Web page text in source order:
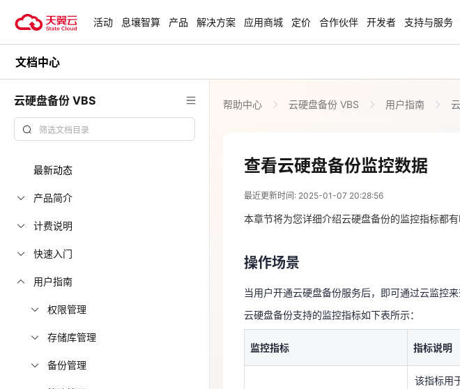
试用，产品折扣等，助您降本增
安全隔离版OpenClaw NEW
企业出海解决方案
助力您的业务扬帆出海，通达全球！
爆款云主机全场特惠，2核4G只要1.8折起！
免费活动
免费试用中心 HOT
活动 息壤智算 产品 解决方案 应用商城 定价 合作伙伴 开发者 支持与服务
文档中心
云硬盘备份 VBS
最新动态
产品简介
计费说明
快速入门
用户指南
权限管理
存储库管理
备份管理
帮助中心 云硬盘备份 VBS 用户指南
查看云硬盘备份监控数据
最近更新时间: 2025-01-07 20:28:56
查看
2025-01-07 12:28:56
操作场景
云硬盘备份支持的监控指标如下表所示：
监控指标 指标说明
存储库使用量
量的大小
该指标用
量占总容
本章节将为您详细介绍云硬盘备份的监控指标都
操作场景
当用户开通云硬盘备份服务后，即可通过云监控
云硬盘备份支持的监控指标如下表所示：
监控指标 指标说明
该指标用